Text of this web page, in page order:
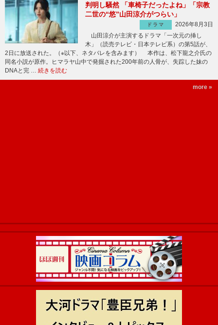
判明し騒然 「車椅子だったよね」「宗教
二世の“悠”山田涼介がつらい」
ドラマ
2026年8月3日
山田涼介が主演するドラマ「一次元の挿し
木」（読売テレビ・日本テレビ系）の第5話が、
2日に放送された。（※以下、ネタバレを含みます） 本作は、松下龍之介氏の
同名小説が原作。ヒマラヤ山中で発掘された200年前の人骨が、失踪した妹の
DNAと完 … 続きを読む
more »